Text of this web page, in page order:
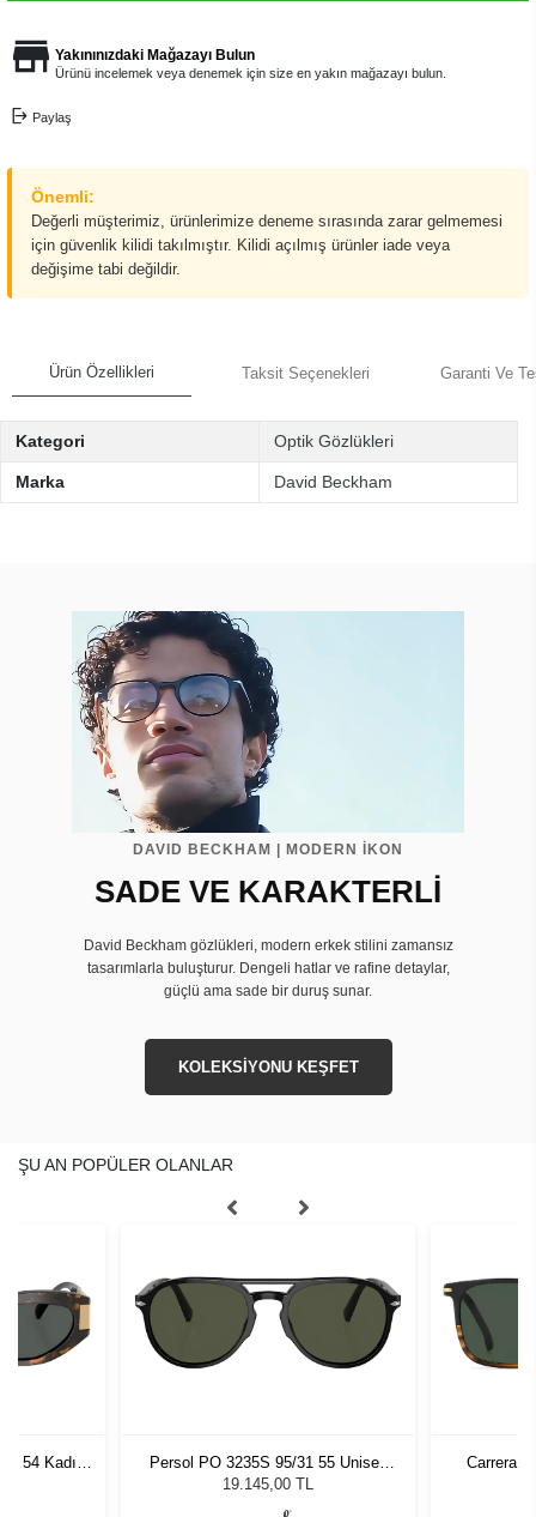
Yakınınızdaki Mağazayı Bulun
Ürünü incelemek veya denemek için size en yakın mağazayı bulun.
Paylaş
Önemli:
Değerli müşterimiz, ürünlerimize deneme sırasında zarar gelmemesi
için güvenlik kilidi takılmıştır. Kilidi açılmış ürünler iade veya
değişime tabi değildir.
Ürün Özellikleri Taksit Seçenekleri Garanti Ve
Kategori Optik Gözlükleri
Marka David Beckham
DAVID BECKHAM | MODERN İKON
SADE VE KARAKTERLİ
David Beckham gözlükleri, modern erkek stilini zamansız
tasarımlarla buluşturur. Dengeli hatlar ve rafine detaylar,
güçlü ama sade bir duruş sunar.
KOLEKSİYONU KEŞFET
ŞU AN POPÜLER OLANLAR
- 54 Kadın
Persol PO 3235S 95/31 55 Unisex
Güneş Gözlüğü
19.145,00 TL
Carrera